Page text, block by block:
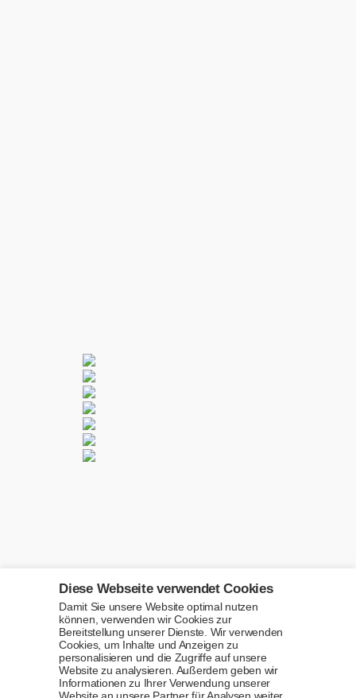
AACII
Diese Webseite verwendet Cookies
Damit Sie unsere Website optimal nutzen
können, verwenden wir Cookies zur
Bereitstellung unserer Dienste. Wir verwenden
Cookies, um Inhalte und Anzeigen zu
personalisieren und die Zugriffe auf unsere
Website zu analysieren. Außerdem geben wir
Informationen zu Ihrer Verwendung unserer